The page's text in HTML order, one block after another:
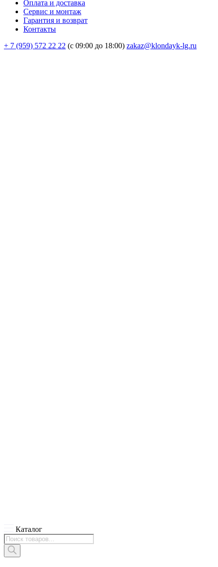
Оплата и доставка
Сервис и монтаж
Гарантия и возврат
Контакты
+ 7 (959) 572 22 22 (с 09:00 до 18:00) zakaz@klondayk-lg.ru
Каталог
Поиск
товаров